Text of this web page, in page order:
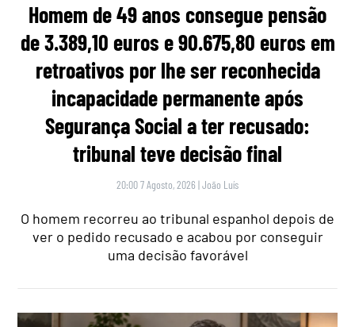
Homem de 49 anos consegue pensão
de 3.389,10 euros e 90.675,80 euros em
retroativos por lhe ser reconhecida
incapacidade permanente após
Segurança Social a ter recusado:
tribunal teve decisão final
20:00 7 Agosto, 2026 |João Luís
O homem recorreu ao tribunal espanhol depois de
ver o pedido recusado e acabou por conseguir
uma decisão favorável